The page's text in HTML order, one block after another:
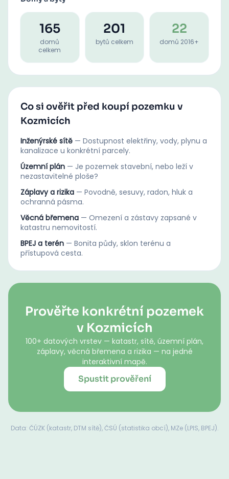
165
domů
celkem
201
bytů celkem
22
domů 2016+
Co si ověřit před koupí pozemku v
Kozmicích
Inženýrské sítě — Dostupnost elektřiny, vody, plynu a
kanalizace u konkrétní parcely.
Územní plán — Je pozemek stavební, nebo leží v
nezastavitelné ploše?
Záplavy a rizika — Povodně, sesuvy, radon, hluk a
ochranná pásma.
Věcná břemena — Omezení a zástavy zapsané v
katastru nemovitostí.
BPEJ a terén — Bonita půdy, sklon terénu a
přístupová cesta.
Prověřte konkrétní pozemek
v Kozmicích
100+ datových vrstev — katastr, sítě, územní plán,
záplavy, věcná břemena a rizika — na jedné
interaktivní mapě.
Spustit prověření
Data: ČÚZK (katastr, DTM sítě), ČSÚ (statistika obcí), MZe (LPIS, BPEJ).